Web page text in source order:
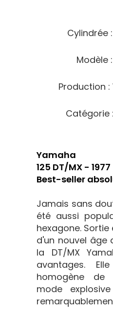
Cylindrée :
Modèle :
Production :
Catégorie :
Yamaha
125 DT/MX - 1977
Best-seller
Jamais sans
été aussi
hexagone. Sortie
d'un nouvel âge
la DT/MX
avantages.
homogène de
mode